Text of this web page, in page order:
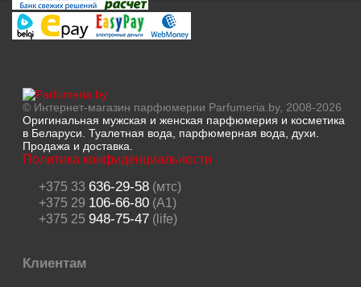
© Интернет-магазин парфюмерии Parfumeria.by, 2008-2026
Оригинальная мужская и женская парфюмерия и косметика
в Беларуси. Туалетная вода, парфюмерная вода, духи.
Продажа и доставка.
Политика конфиденциальности
+375 33 636-29-58(мтс)
+375 29 106-66-80(A1)
+375 25 948-75-47(life)
Клиентам